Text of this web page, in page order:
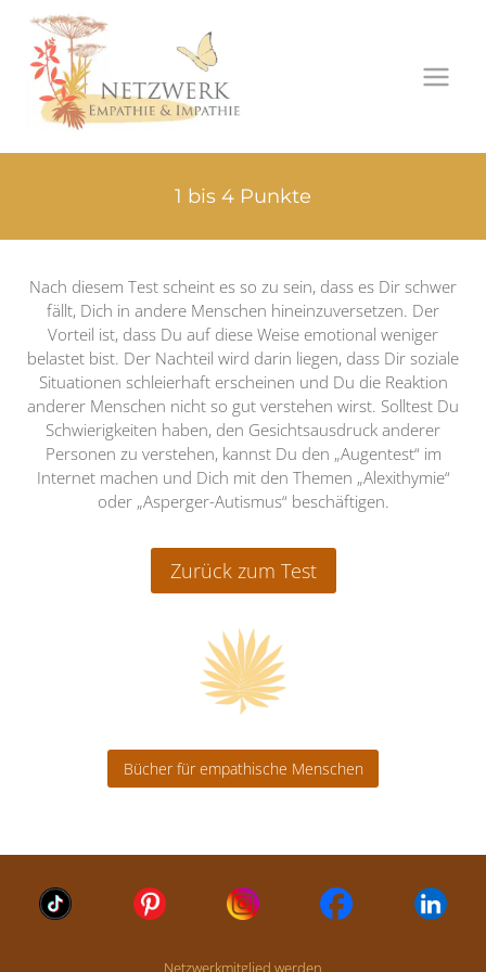
springen
1 bis 4 Punkte
Nach diesem Test scheint es so zu sein, dass es Dir schwer
fällt, Dich in andere Menschen hineinzuversetzen. Der
Vorteil ist, dass Du auf diese Weise emotional weniger
belastet bist. Der Nachteil wird darin liegen, dass Dir soziale
Situationen schleierhaft erscheinen und Du die Reaktion
anderer Menschen nicht so gut verstehen wirst. Solltest Du
Schwierigkeiten haben, den Gesichtsausdruck anderer
Personen zu verstehen, kannst Du den „Augentest“ im
Internet machen und Dich mit den Themen „Alexithymie“
oder „Asperger-Autismus“ beschäftigen.
Zurück zum Test
Bücher für empathische Menschen
Netzwerkmitglied werden